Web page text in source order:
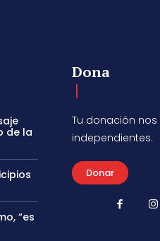
de la
“es
Dona
Tu donación
independientes.
Donar